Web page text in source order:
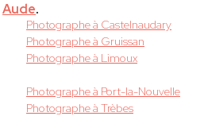
Aude.
Photographe à Castelnaudary
Photographe à Gruissan
Photographe à Limoux
Photographe à Port-la-Nouvelle
Photographe à Trèbes